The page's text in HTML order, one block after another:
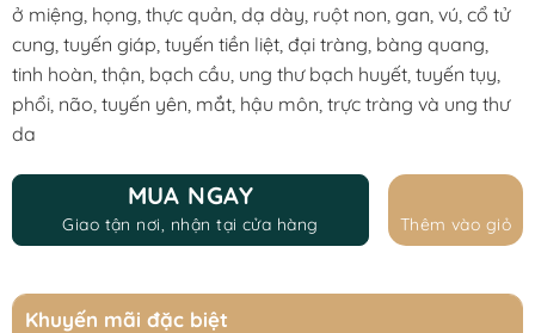
ở miệng, họng, thực quản, dạ dày, ruột non, gan, vú, cổ tử
cung, tuyến giáp, tuyến tiền liệt, đại tràng, bàng quang,
tinh hoàn, thận, bạch cầu, ung thư bạch huyết, tuyến tụy,
phổi, não, tuyến yên, mắt, hậu môn, trực tràng và ung thư
da
MUA NGAY
Giao tận nơi, nhận tại cửa hàng Thêm vào giỏ
Khuyến mãi đặc biệt